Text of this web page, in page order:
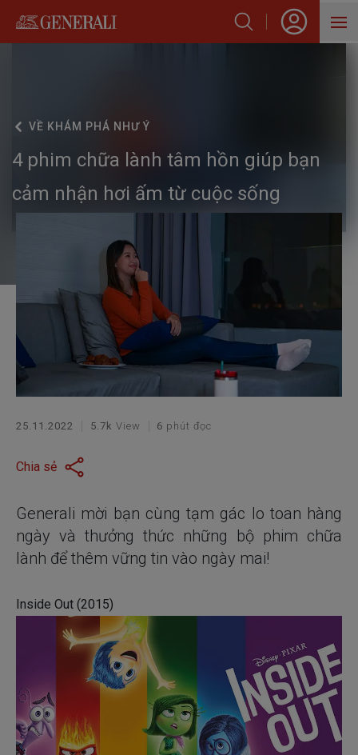
VỀ KHÁM PHÁ NHƯ Ý
4 phim chữa lành tâm hồn giúp bạn
cảm nhận hơi ấm từ cuộc sống
25.11.2022 5.7k View 6 phút đọc
Chia sẻ
Generali mời bạn cùng tạm gác lo toan hàng
ngày và thưởng thức những bộ phim chữa
lành để thêm vững tin vào ngày mai!
Inside Out (2015)